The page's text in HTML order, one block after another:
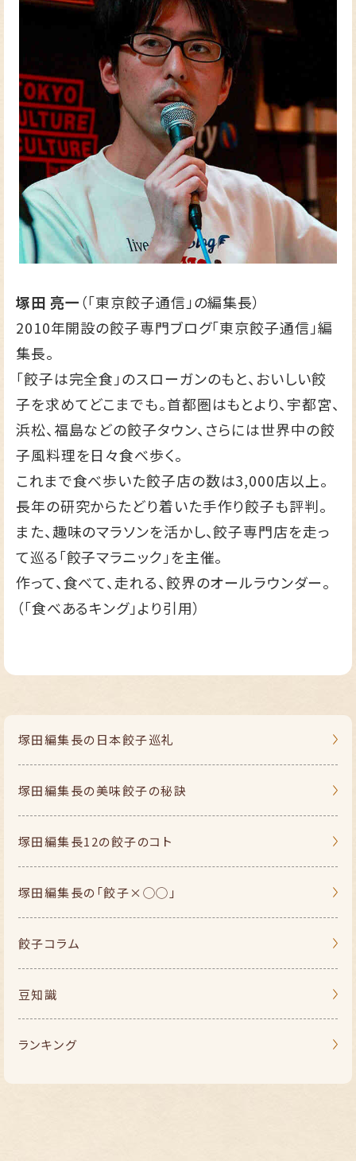
塚田 亮一（「東京餃子通信」の編集長）
2010年開設の餃子専門ブログ「東京餃子通信」編
集長。
「餃子は完全食」のスローガンのもと、おいしい餃
子を求めてどこまでも。首都圏はもとより、宇都宮、
浜松、福島などの餃子タウン、さらには世界中の餃
子風料理を日々食べ歩く。
これまで食べ歩いた餃子店の数は3,000店以上。
長年の研究からたどり着いた手作り餃子も評判。
また、趣味のマラソンを活かし、餃子専門店を走っ
て巡る「餃子マラニック」を主催。
作って、食べて、走れる、餃界のオールラウンダー。
（「食べあるキング」より引用）
塚田編集長の 日本餃子巡礼
塚田編集長の美味餃子の秘訣
塚田編集長12の餃子のコト
塚田編集長の 「餃子×◯◯」
餃子コラム
豆知識
ランキング